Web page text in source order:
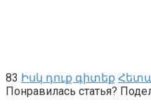
83 Իսկ դուք գիտեք
Понравилась статья?